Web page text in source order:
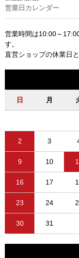
営業日カレンダー
営業時間は10:00～17:00
す。
直営ショップの休業日
日 月
2 3
9 10
16 17
23 24
30 31